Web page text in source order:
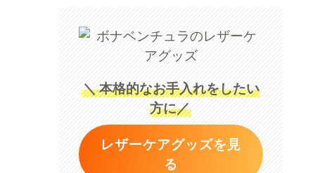
＼本格的なお手入れをしたい
方に／
レザーケアグッズを見
る